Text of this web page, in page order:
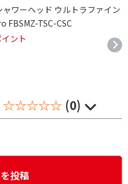
ワーヘッド ウルトラファイン
FBSMZ-TSC-CSC
ント
☆☆☆☆☆ (0)
投稿